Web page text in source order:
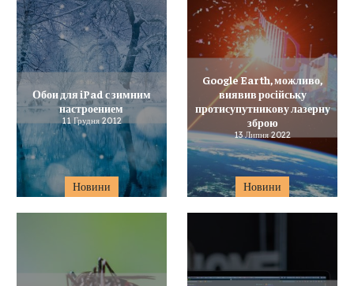
Новини
Обои для iPad с зимним
настроением
11 Грудня 2012
Новини
Google Earth, можливо,
виявив російську
протисупутникову лазерну
зброю
13 Липня 2022